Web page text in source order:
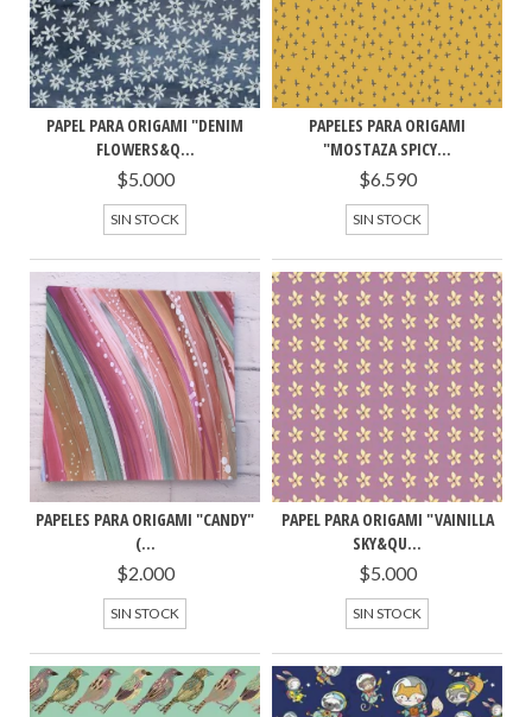
PAPEL PARA ORIGAMI "DENIM
FLOWERS&Q...
$5.000
SIN STOCK
PAPELES PARA ORIGAMI
"MOSTAZA SPICY...
$6.590
SIN STOCK
PAPELES PARA ORIGAMI "CANDY"
(...
$2.000
SIN STOCK
PAPEL PARA ORIGAMI "VAINILLA
SKY&QU...
$5.000
SIN STOCK